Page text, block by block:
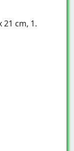
21 cm, 1.